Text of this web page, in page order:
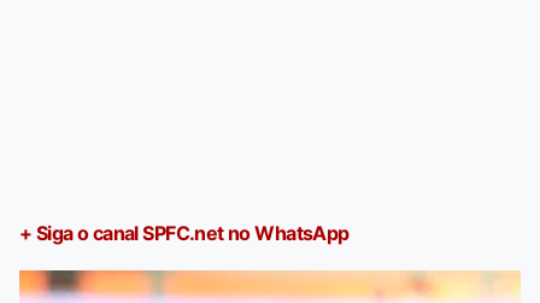
+ Siga o canal SPFC.net no WhatsApp